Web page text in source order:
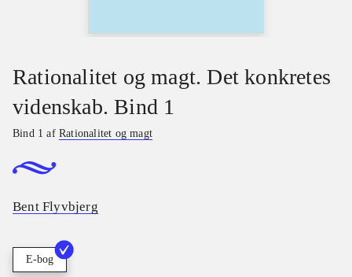
Rationalitet og magt. Det konkretes
videnskab. Bind 1
Bind 1 afRationalitet og magt
Bent Flyvbjerg
E-bog